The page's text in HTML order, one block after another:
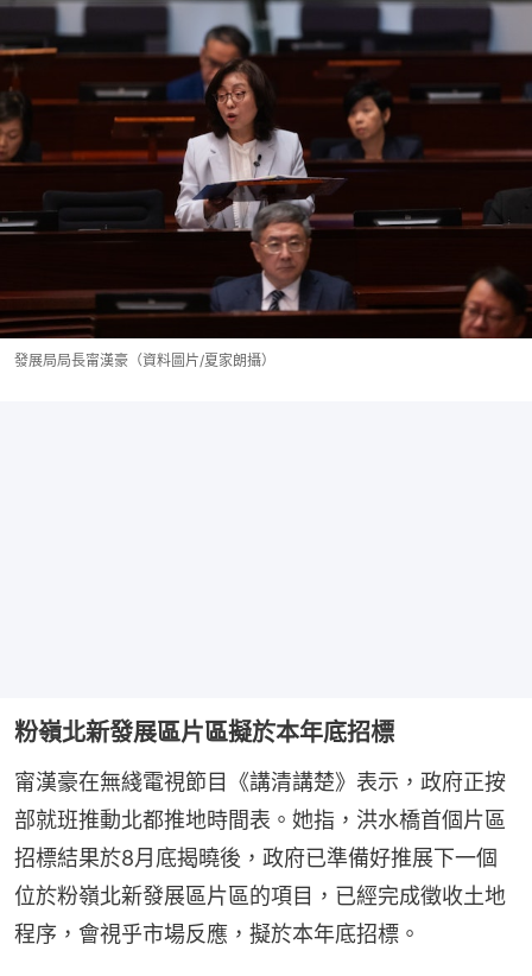
發展局局長甯漢豪（資料圖片/夏家朗攝）
粉嶺北新發展區片區擬於本年底招標
甯漢豪在無綫電視節目《講清講楚》表示，政府正按
部就班推動北都推地時間表。她指，洪水橋首個片區
招標結果於8月底揭曉後，政府已準備好推展下一個
位於粉嶺北新發展區片區的項目，已經完成徵收土地
程序，會視乎市場反應，擬於本年底招標。